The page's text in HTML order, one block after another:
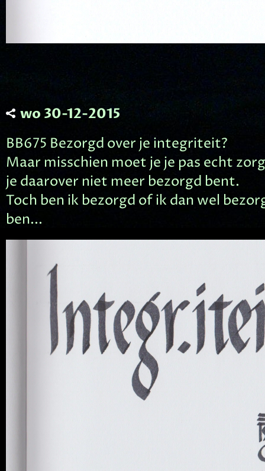
wo 30-12-2015
BB675 Bezorgd over je integriteit?
Maar misschien moet je je pas echt
je daarover niet meer bezorgd bent.
Toch ben ik bezorgd of ik dan wel
ben...